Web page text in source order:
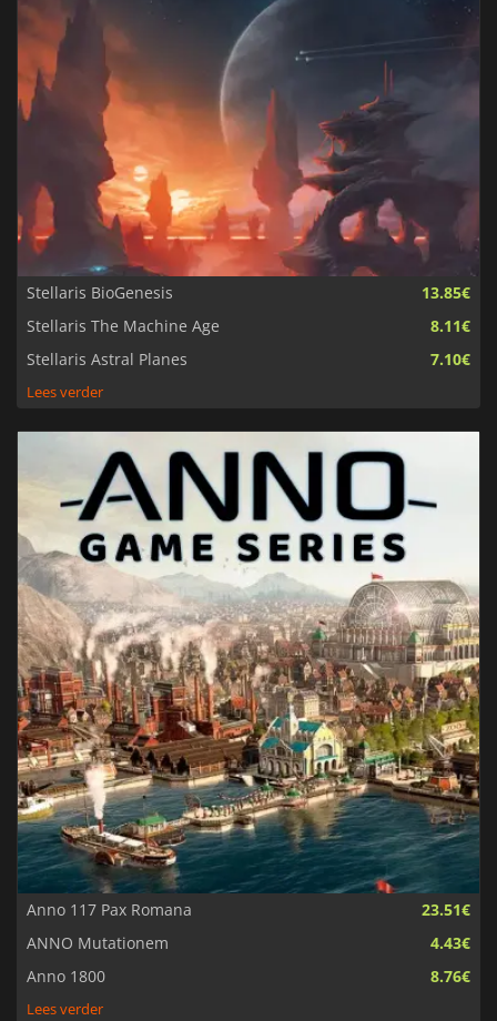
Stellaris BioGenesis
13.85€
Stellaris The Machine Age
8.11€
Stellaris Astral Planes
7.10€
Lees verder
Anno 117 Pax Romana
23.51€
ANNO Mutationem
4.43€
Anno 1800
8.76€
Lees verder